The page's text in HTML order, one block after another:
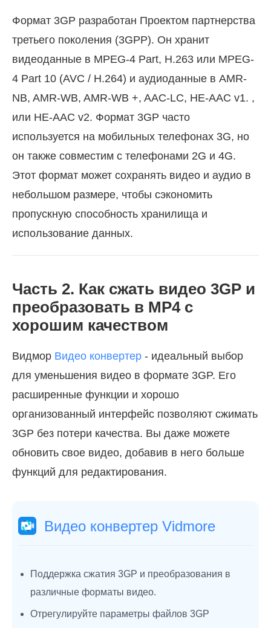
Формат 3GP разработан Проектом партнерства
третьего поколения (3GPP). Он хранит
видеоданные в MPEG-4 Part, H.263 или MPEG-
4 Part 10 (AVC / H.264) и аудиоданные в AMR-
NB, AMR-WB, AMR-WB +, AAC-LC, HE-AAC v1. ,
или HE-AAC v2. Формат 3GP часто
используется на мобильных телефонах 3G, но
он также совместим с телефонами 2G и 4G.
Этот формат может сохранять видео и аудио в
небольшом размере, чтобы сэкономить
пропускную способность хранилища и
использование данных.
Часть 2. Как сжать видео 3GP и
преобразовать в MP4 с
хорошим качеством
Видмор Видео конвертер - идеальный выбор
для уменьшения видео в формате 3GP. Его
расширенные функции и хорошо
организованный интерфейс позволяют сжимать
3GP без потери качества. Вы даже можете
обновить свое видео, добавив в него больше
функций для редактирования.
Видео конвертер Vidmore
Поддержка сжатия 3GP и преобразования в
различные форматы видео.
Отрегулируйте параметры файлов 3GP